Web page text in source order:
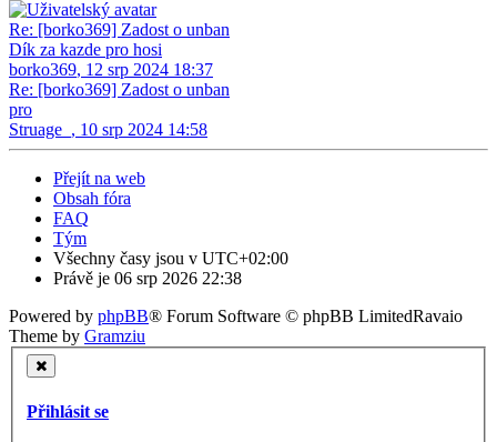
Re: [borko369] Zadost o unban
Dík za kazde pro hosi
borko369, 12 srp 2024 18:37
Re: [borko369] Zadost o unban
pro
Struage_ , 10 srp 2024 14:58
Přejít na web
Obsah fóra
FAQ
Tým
Všechny časy jsou v UTC+02:00
Právě je 06 srp 2026 22:38
Powered by phpBB® Forum Software © phpBB LimitedRavaio
Theme by Gramziu
Přihlásit se